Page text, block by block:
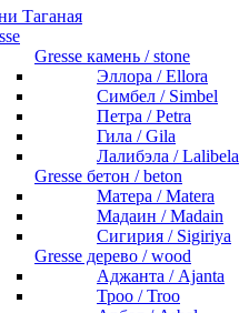
Таганая
Gresse камень / stone
Эллора / Ellora
Симбел / Simbel
Петра / Petra
Гила / Gila
Лалибэла / Lalibela
Gresse бетон / beton
Матера / Matera
Мадаин / Madain
Сигирия / Sigiriya
Gresse дерево / wood
Аджанта / Ajanta
Троо / Troo